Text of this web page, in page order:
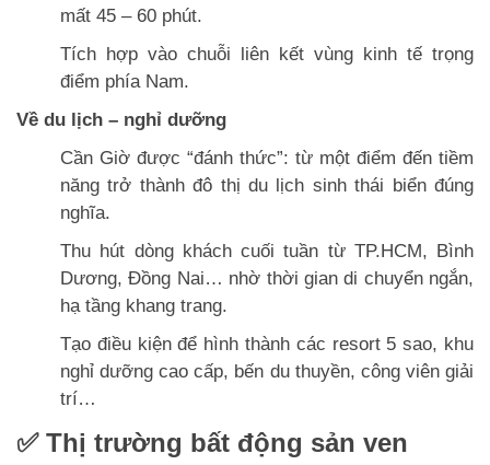
mất 45 – 60 phút.
Tích hợp vào chuỗi liên kết vùng kinh tế trọng
điểm phía Nam.
Về du lịch – nghỉ dưỡng
Cần Giờ được “đánh thức”: từ một điểm đến tiềm
năng trở thành đô thị du lịch sinh thái biển đúng
nghĩa.
Thu hút dòng khách cuối tuần từ TP.HCM, Bình
Dương, Đồng Nai… nhờ thời gian di chuyển ngắn,
hạ tầng khang trang.
Tạo điều kiện để hình thành các resort 5 sao, khu
nghỉ dưỡng cao cấp, bến du thuyền, công viên giải
trí…
✅ Thị trường bất động sản ven